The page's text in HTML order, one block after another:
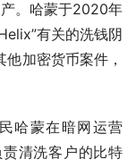
。哈蒙于2020年
有关的洗钱阴
加密货币案件，
哈蒙在暗网运营
清洗客户的比特